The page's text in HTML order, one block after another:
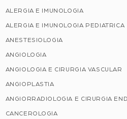
ALERGIA E IMUNOLOGIA
ALERGIA E IMUNOLOGIA PEDIATRICA
ANESTESIOLOGIA
ANGIOLOGIA
ANGIOLOGIA E CIRURGIA VASCULAR
ANGIOPLASTIA
ANGIORRADIOLOGIA E CIRURGIA
CANCEROLOGIA